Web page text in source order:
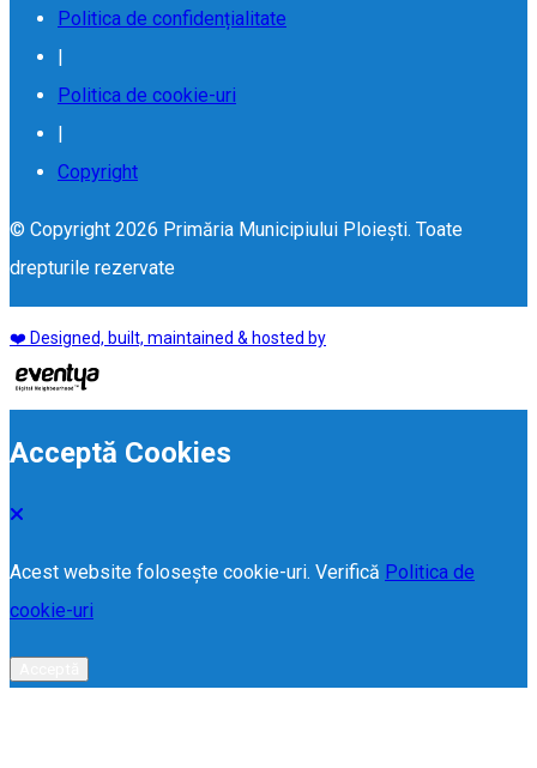
Politica de confidențialitate
|
Politica de cookie-uri
|
Copyright
© Copyright 2026 Primăria Municipiului Ploiești. Toate
drepturile rezervate
❤️ Designed, built, maintained & hosted by
Acceptă Cookies
Acest website folosește cookie-uri. Verifică Politica de
cookie-uri